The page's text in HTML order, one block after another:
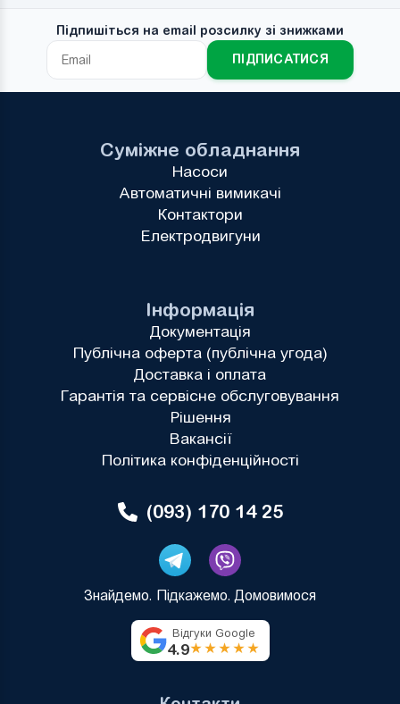
Підпишіться на email розсилку зі знижками
ПІДПИСАТИСЯ
Інформація
Документація
Публічна оферта (публічна угода)
Доставка і оплата
Гарантія та сервісне обслуговування
Рішення
Вакансії
Політика конфіденційності
Суміжне обладнання
Насоси
Автоматичні вимикачі
Контактори
Електродвигуни
(093) 170 14 25
Знайдемо. Підкажемо. Домовимося
Відгуки Google
4.9★★★★★